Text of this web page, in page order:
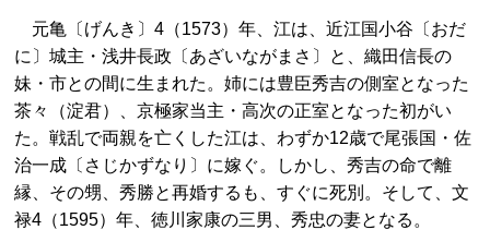
元亀〔げんき〕4（1573）年、江は、近江国小谷〔おだ
に〕城主・浅井長政〔あざいながまさ〕と、織田信長の
妹・市との間に生まれた。姉には豊臣秀吉の側室となった
茶々（淀君）、京極家当主・高次の正室となった初がい
た。戦乱で両親を亡くした江は、わずか12歳で尾張国・佐
治一成〔さじかずなり〕に嫁ぐ。しかし、秀吉の命で離
縁、その甥、秀勝と再婚するも、すぐに死別。そして、文
禄4（1595）年、徳川家康の三男、秀忠の妻となる。